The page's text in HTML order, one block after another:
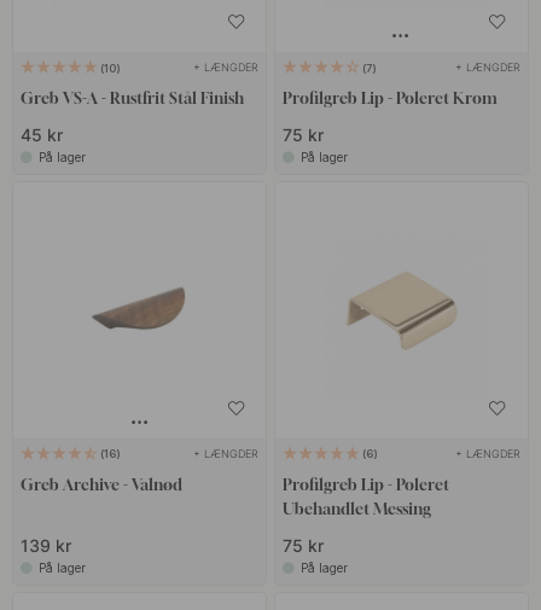
10 + LÆNGDER
Greb VS-A - Rustfrit Stål Finish
45 kr
På lager
7 + LÆNGDER
Profilgreb Lip - Poleret Krom
75 kr
På lager
16 + LÆNGDER
Greb Archive - Valnød
139 kr
På lager
6 + LÆNGDER
Profilgreb Lip - Poleret
Ubehandlet Messing
75 kr
På lager